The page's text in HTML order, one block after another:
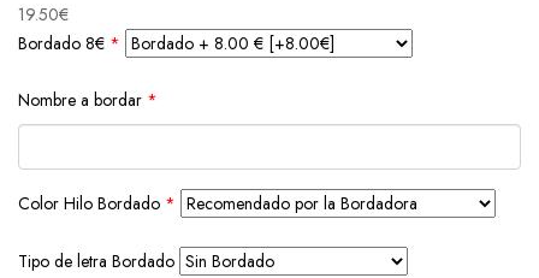
19.50€
Bordado 8€ *
Nombre a bordar *
Color Hilo Bordado *
Tipo de letra Bordado